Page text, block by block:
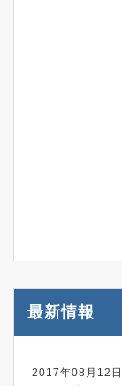
最新情報
2017年08月12日